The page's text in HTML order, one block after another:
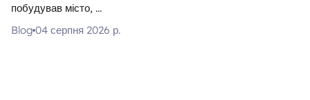
побудував місто, ...
Blog 04 серпня 2026 р.